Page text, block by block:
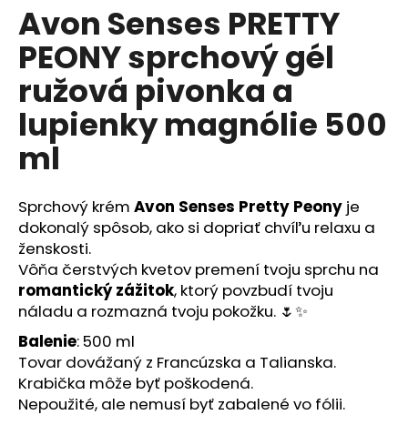
Avon Senses PRETTY
PEONY sprchový gél
ružová pivonka a
lupienky magnólie 500
ml
Sprchový krém Avon Senses Pretty Peony je
dokonalý spôsob, ako si dopriať chvíľu relaxu a
ženskosti.
Vôňa čerstvých kvetov premení tvoju sprchu na
romantický zážitok, ktorý povzbudí tvoju
náladu a rozmazná tvoju pokožku. 🌷✨
Balenie: 500 ml
Tovar dovážaný z Francúzska a Talianska.
Krabička môže byť poškodená.
Nepoužité, ale nemusí byť zabalené vo fólii.
O
d
p
o
r
ú
č
a
m
e
NEUTRO
ROBERTS
BEAUTY
TELOVÁ
PENA
DO
KÚPEĽA
UPOKOJUJÚCA
600